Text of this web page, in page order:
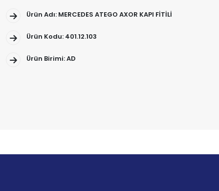
Ürün Adı: MERCEDES ATEGO AXOR KAPI FİTİLİ
Ürün Kodu: 401.12.103
Ürün Birimi: AD